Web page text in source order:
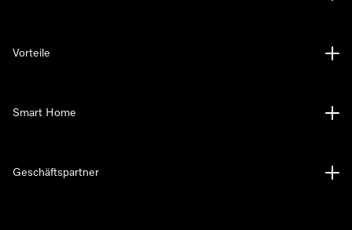
Vorteile
Smart Home
Geschäftspartner